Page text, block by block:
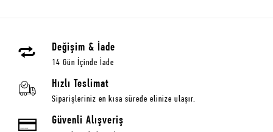
Değişim & İade
14 Gün İçinde İade
Hızlı Teslimat
Siparişleriniz en kısa sürede elinize ulaşır.
Güvenli Alışveriş